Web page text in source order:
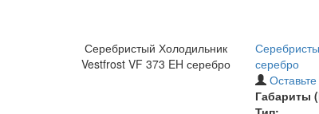
Серебристый Холодильник
Vestfrost VF 373 EH серебро
серебро
Габариты